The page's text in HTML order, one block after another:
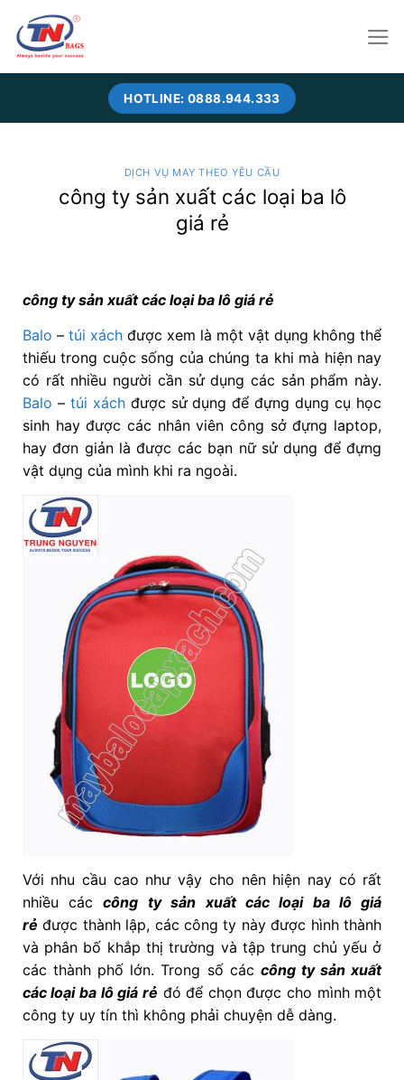
content
HOTLINE: 0888.944.333
DỊCH VỤ MAY THEO YÊU CẦU
công ty sản xuất các loại ba lô
giá rẻ
công ty sản xuất các loại ba lô giá rẻ
Balo – túi xáchđược xem là một vật dụng không thể
thiếu trong cuộc sống của chúng ta khi mà hiện nay
có rất nhiều người cần sử dụng các sản phẩm này.
Balo – túi xáchđược sử dụng để đựng dụng cụ học
sinh hay được các nhân viên công sở đựng laptop,
hay đơn giản là được các bạn nữ sử dụng để đựng
vật dụng của mình khi ra ngoài.
Với nhu cầu cao như vậy cho nên hiện nay có rất
nhiều cáccông ty sản xuất các loại ba lô giá
rẻ được thành lập, các công ty này được hình thành
và phân bố khắp thị trường và tập trung chủ yếu ở
các thành phố lớn. Trong số các công ty sản xuất
các loại ba lô giá rẻ đó để chọn được cho mình một
công ty uy tín thì không phải chuyện dễ dàng.